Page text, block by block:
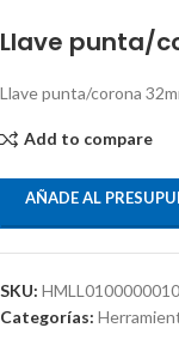
Llave punta/
Llave punta/corona
Add to compare
AÑADE AL
SKU:
Categorías: